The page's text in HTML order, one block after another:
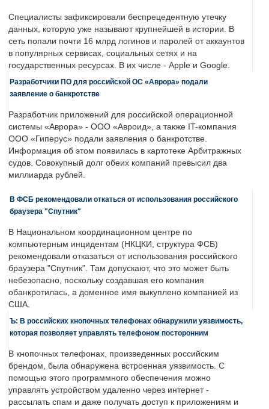
Специалисты зафиксировали беспрецедентную утечку
данных, которую уже называют крупнейшей в истории. В
сеть попали почти 16 млрд логинов и паролей от аккаунтов
в популярных сервисах, социальных сетях и на
государственных ресурсах. В их числе - Apple и Google.
Разработчики ПО для российской ОС «Аврора» подали
заявление о банкротстве
Разработчик приложений для российской операционной
системы «Аврора» - ООО «Авроид», а также IT-компания
ООО «Гиперус» подали заявления о банкротстве.
Информация об этом появилась в картотеке Арбитражных
судов. Совокупный долг обеих компаний превысил два
миллиарда рублей.
В ФСБ рекомендовали откаться от использования российского
браузера "Спутник"
В Национальном координационном центре по
компьютерным инцидентам (НКЦКИ, структура ФСБ)
рекомендовали отказаться от использования российского
браузера "Спутник". Там допускают, что это может быть
небезопасно, поскольку создавшая его компания
обанкротилась, а доменное имя выкуплено компанией из
США.
Ъ: В российских кнопочных телефонах обнаружили уязвимость,
которая позволяет управлять телефоном посторонним
В кнопочных телефонах, произведенных российским
брендом, была обнаружена встроенная уязвимость. С
помощью этого программного обеспечения можно
управлять устройством удаленно через интернет -
рассылать спам и даже получать доступ к приложениям и